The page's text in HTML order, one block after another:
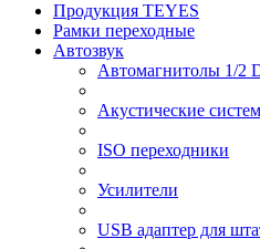
Продукция TEYES
Рамки переходные
Автозвук
Автомагнитолы 1/2
Акустические
ISO переходники
Усилители
USB адаптер для